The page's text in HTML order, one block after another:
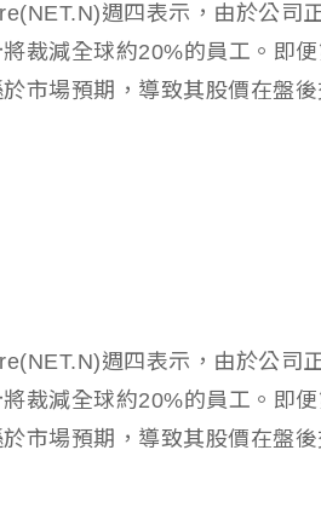
週四表示，由於公司
裁減全球約20%的員工。即
市場預期，導致其股價在盤
週四表示，由於公司
裁減全球約20%的員工。即
市場預期，導致其股價在盤